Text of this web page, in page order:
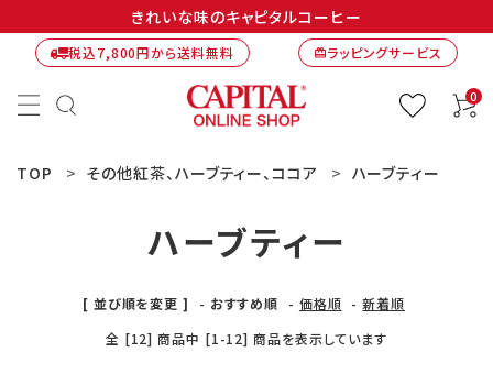
きれいな味のキャピタルコーヒー
税込7,800円から送料無料 card_giftcardラッピングサービス
0
TOP その他紅茶、ハーブティー、ココア ハーブティー
ハーブティー
[ 並び順を変更 ] - おすすめ順 - 価格順 -新着順
全 [12] 商品中 [1-12] 商品を表示しています